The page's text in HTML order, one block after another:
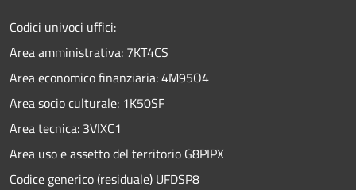
Codici univoci uffici:
Area amministrativa: 7KT4CS
Area economico finanziaria: 4M95O4
Area socio culturale: 1K50SF
Area tecnica: 3VIXC1
Area uso e assetto del territorio G8PIPX
Codice generico (residuale) UFDSP8